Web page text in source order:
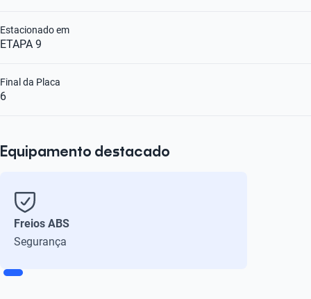
ETAPA 9
Estacionado em
6
Final da Placa
Equipamento destacado
Freios ABS
Segurança